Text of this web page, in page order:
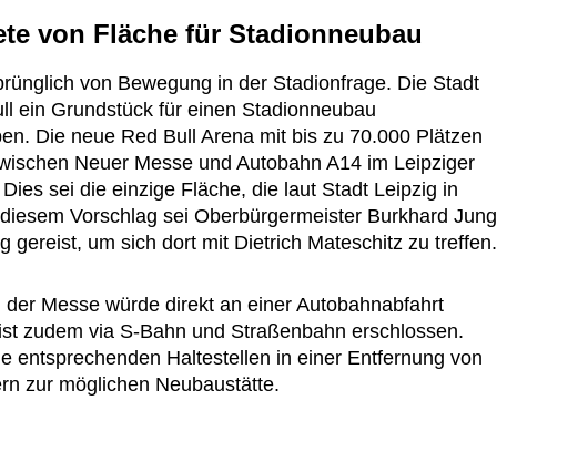
von Fläche für Stadionneubau
von Bewegung in der Stadionfrage. Die Stadt
ein Grundstück für einen Stadionneubau
Die neue Red Bull Arena mit bis zu 70.000 Plätzen
Neuer Messe und Autobahn A14 im Leipziger
sei die einzige Fläche, die laut Stadt Leipzig in
Vorschlag sei Oberbürgermeister Burkhard Jung
gereist, um sich dort mit Dietrich Mateschitz zu treffen.
Messe würde direkt an einer Autobahnabfahrt
zudem via S-Bahn und Straßenbahn erschlossen.
entsprechenden Haltestellen in einer Entfernung von
zur möglichen Neubaustätte.